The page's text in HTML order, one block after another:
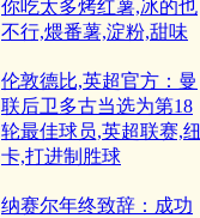
你吃太多烤红薯,冰的也
不行,煨番薯,淀粉,甜味
伦敦德比,英超官方：曼
联后卫多古当选为第18
轮最佳球员,英超联赛,纽
卡,打进制胜球
纳赛尔年终致辞：成功